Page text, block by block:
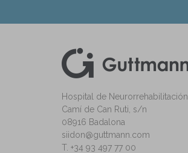
Hospital de Neurorrehabilitación
Camí de Can Ruti, s/n
08916 Badalona
siidon@guttmann.com
T. +34 93 497 77 00